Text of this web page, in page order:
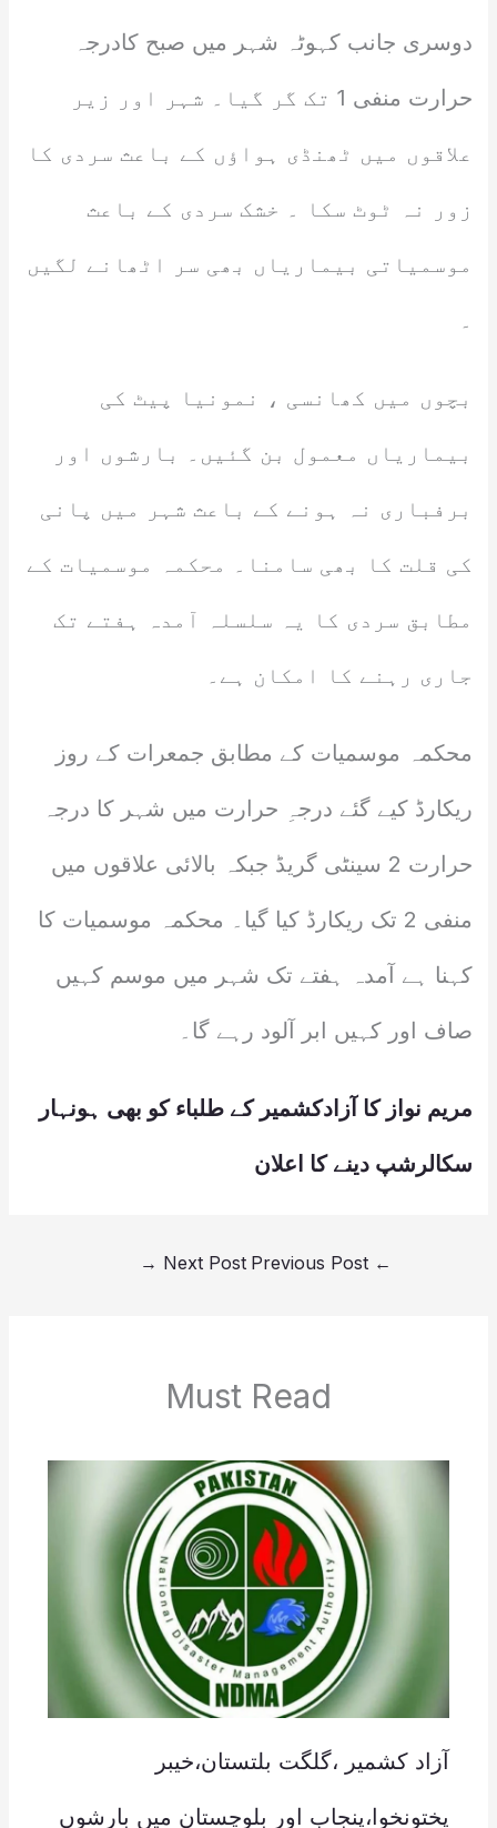
دوسری جانب کہوٹہ شہر میں صبح کادرجہ
حرارت منفی 1 تک گر گیا۔ شہر اور زیر
علاقوں میں ٹھنڈی ہواؤں کے باعث سردی کا
زور نہ ٹوٹ سکا ۔ خشک سردی کے باعث
موسمیاتی بیماریاں بھی سر اٹھانے لگیں
۔
بچوں میں کھانسی ، نمونیا پیٹ کی
بیماریاں معمول بن گئیں۔ بارشوں اور
برفباری نہ ہونے کے باعث شہر میں پانی
کی قلت کا بھی سامنا۔ محکمہ موسمیات کے
مطابق سردی کا یہ سلسلہ آمدہ ہفتے تک
جاری رہنے کا امکان ہے۔
محکمہ موسمیات کے مطابق جمعرات کے روز
ریکارڈ کیے گئے درجہِ حرارت میں شہر کا درجہ
حرارت 2 سینٹی گریڈ جبکہ بالائی علاقوں میں
منفی 2 تک ریکارڈ کیا گیا۔ محکمہ موسمیات کا
کہنا ہے آمدہ ہفتے تک شہر میں موسم کہیں
صاف اور کہیں ابر آلود رہے گا۔
مریم نواز کا آزادکشمیر کے طلباء کو بھی ہونہار
سکالرشپ دینے کا اعلان
←
Next Post
→
Must Read
آزاد کشمیر ،گلگت بلتستان،خیبر
پختونخوا،پنجاب اور بلوچستان میں بارشوں